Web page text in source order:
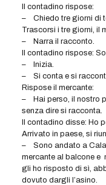
Il contadino rispose:
– Chiedo tre giorni di
Trascorsi i tre giorni, il
– Narra il racconto.
Il contadino rispose:
– Inizia.
– Si conta e si
Rispose il mercante:
– Hai perso, il nostro
senza dire si racconta.
Il contadino disse: Ho
Arrivato in paese, si
– Sono andato a
mercante al balcone e
gli ho risposto di sì,
dovuto dargli l’asino.